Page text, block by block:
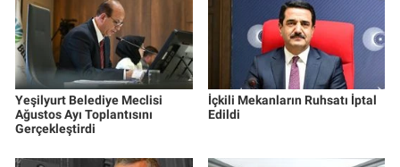
Yeşilyurt Belediye Meclisi
Ağustos Ayı Toplantısını
Gerçekleştirdi
İçkili Mekanların Ruhsatı İptal
Edildi